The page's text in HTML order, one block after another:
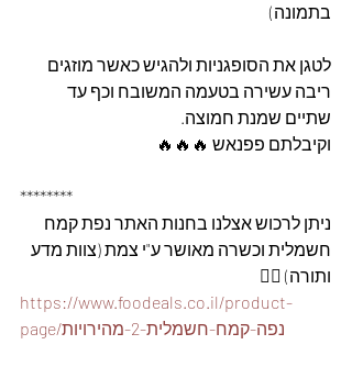
בתמונה)
לטגן את הסופגניות ולהגיש כאשר מוזגים
ריבה עשירה בטעמה המשובח וכף עד
שתיים שמנת חמוצה.
וקיבלתם פפנאש 🔥🔥🔥
********
ניתן לרכוש אצלנו בחנות האתר נפת קמח
חשמלית וכשרה מאושר ע"י צמת (צוות מדע
ותורה) 👇🏽
https://www.foodeals.co.il/product-
page/נפה-קמח-חשמלית-2-מהירויות